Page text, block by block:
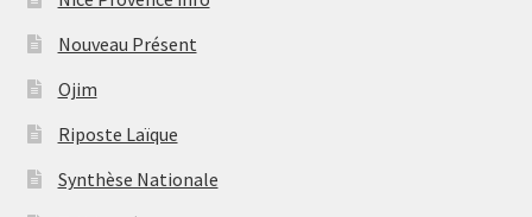
Nouveau Présent
Ojim
Riposte Laïque
Synthèse Nationale